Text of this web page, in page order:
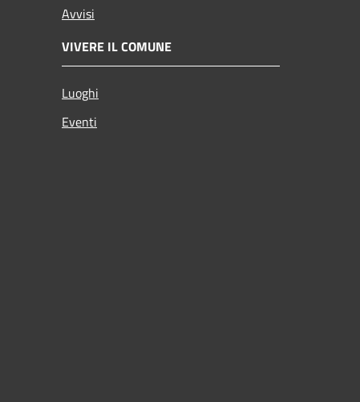
Avvisi
VIVERE IL COMUNE
Luoghi
Eventi